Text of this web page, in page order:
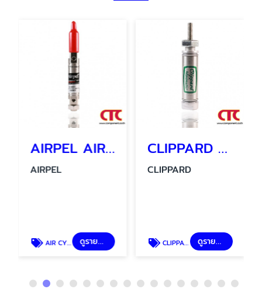
AIRPEL AIR CYLINDER รุ่น AC 2206 - 1 กระบอกลมนิวเมติกส์
AIRPEL
AIR CYLINDER ดูรายละเอียด
CLIPPARD MINIMATIC CYLINDER SSN-08-1/2
CLIPPARD
CLIPPARD MINIMATIC CYLINDER ดูรายละเอียด